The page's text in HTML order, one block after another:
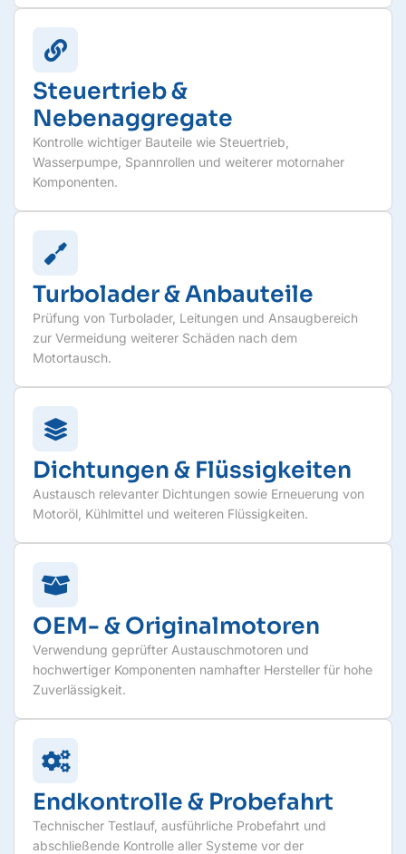
Steuertrieb &
Nebenaggregate
Kontrolle wichtiger Bauteile wie Steuertrieb,
Wasserpumpe, Spannrollen und weiterer motornaher
Komponenten.
Turbolader & Anbauteile
Prüfung von Turbolader, Leitungen und Ansaugbereich
zur Vermeidung weiterer Schäden nach dem
Motortausch.
Dichtungen & Flüssigkeiten
Austausch relevanter Dichtungen sowie Erneuerung von
Motoröl, Kühlmittel und weiteren Flüssigkeiten.
OEM- & Originalmotoren
Verwendung geprüfter Austauschmotoren und
hochwertiger Komponenten namhafter Hersteller für hohe
Zuverlässigkeit.
Endkontrolle & Probefahrt
Technischer Testlauf, ausführliche Probefahrt und
abschließende Kontrolle aller Systeme vor der